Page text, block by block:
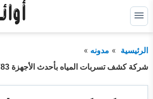
التجاوز
إلى القائمة
عن:
الرئيسية
مدونه
شركة كشف تسربات المياه بأحدث الأجهزة 0559144783